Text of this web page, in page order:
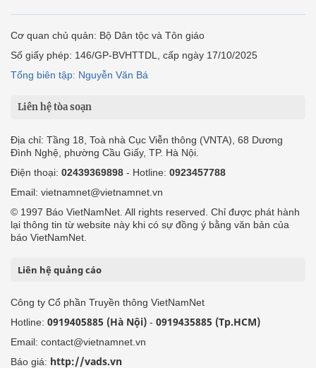
Cơ quan chủ quản: Bộ Dân tộc và Tôn giáo
Số giấy phép: 146/GP-BVHTTDL, cấp ngày 17/10/2025
Tổng biên tập: Nguyễn Văn Bá
Liên hệ tòa soạn
Địa chỉ: Tầng 18, Toà nhà Cục Viễn thông (VNTA), 68 Dương
Đình Nghệ, phường Cầu Giấy, TP. Hà Nội.
Điện thoại: 02439369898 - Hotline: 0923457788
Email: vietnamnet@vietnamnet.vn
© 1997 Báo VietNamNet. All rights reserved. Chỉ được phát hành
lại thông tin từ website này khi có sự đồng ý bằng văn bản của
báo VietNamNet.
Liên hệ quảng cáo
Công ty Cổ phần Truyền thông VietNamNet
Hotline: 0919405885 (Hà Nội) - 0919435885 (Tp.HCM)
Email: contact@vietnamnet.vn
Báo giá: http://vads.vn